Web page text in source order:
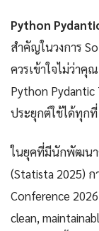
Python
สำคัญในวงการ
ควรเข้าใจไม่ว่าคุ
Python Pydantic
ประยุกต์ใช้ได้ทุกที่
ในยุคที่มีนักพัฒนา
(Statista 2025) ก
Conference
clean,